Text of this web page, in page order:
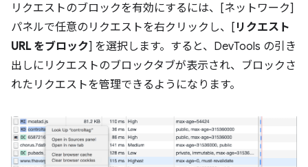
リクエストのブロックを有効にするには、[ネットワーク]
パネルで任意のリクエストを右クリックし、[ リクエスト
URL をブロック] を選択します。すると、DevTools の引き
出しにリクエストのブロックタブが表示され、ブロックさ
れたリクエストを管理できるようになります。